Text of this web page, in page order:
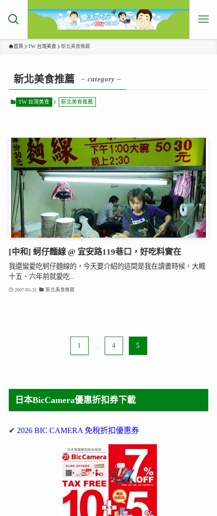
首頁 TW 台灣美食 新北美食推薦
新北美食推薦 – category –
TW 台灣美食 新北美食推薦
[中和] 蚵仔麵線 @ 宜安路119巷口，好吃料實在
我還蠻愛吃蚵仔麵線的，今天要介紹的這間是我在讀書時候，大概
十五、六年前就愛吃...
2007-05-31 新北美食推薦
1 4 5
日本BicCamera優惠折扣券下載
✔ 2026 BIC CAMERA 免稅折扣優惠券